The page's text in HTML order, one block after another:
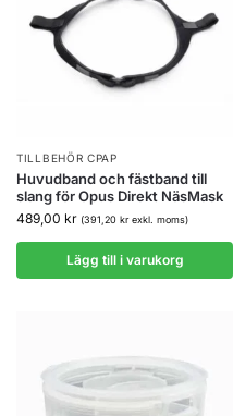
TILLBEHÖR CPAP
Huvudband och fästband till
slang för Opus Direkt NäsMask
489,00 kr (391,20 krexkl. moms)
Lägg till i varukorg